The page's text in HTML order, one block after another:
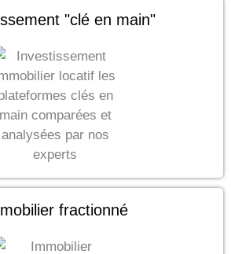
"clé en main"
fractionné